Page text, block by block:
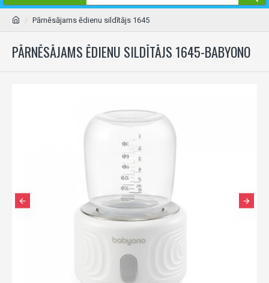
Pārnēsājams ēdienu sildītājs 1645
PĀRNĒSĀJAMS ĒDIENU SILDĪTĀJS 1645-BABYONO